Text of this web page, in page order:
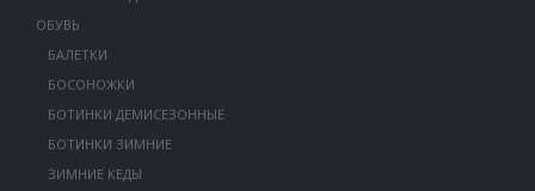
ОБУВЬ
БАЛЕТКИ
БОСОНОЖКИ
БОТИНКИ ДЕМИСЕЗОННЫЕ
БОТИНКИ ЗИМНИЕ
ЗИМНИЕ КЕДЫ